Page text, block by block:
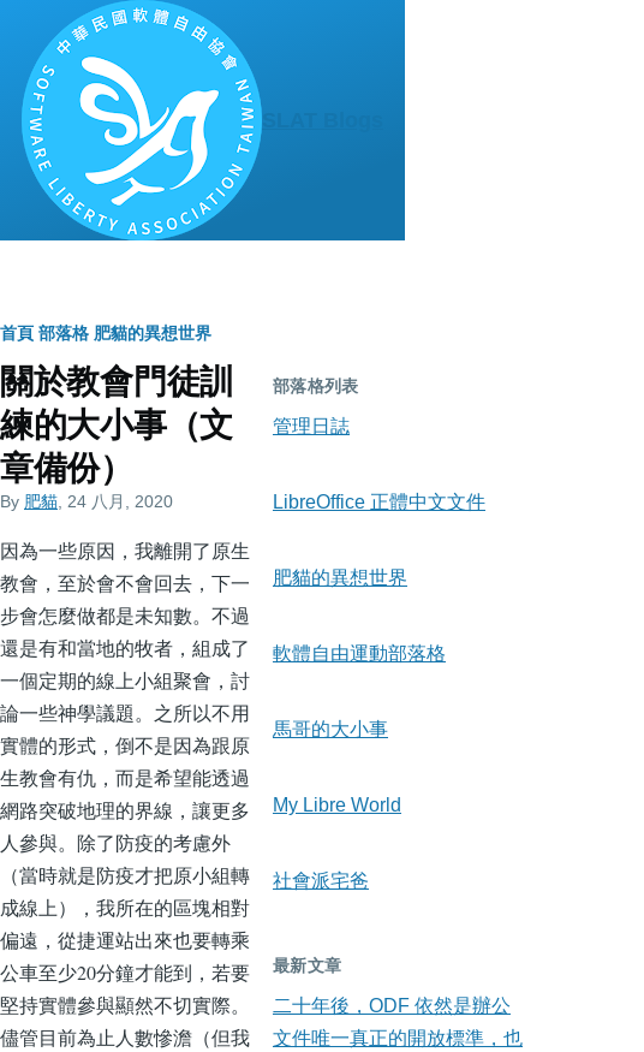
移至主內容
導
航
連
結
首頁 部落格 肥貓的異想世界
關於教會門徒訓
練的大小事（文
章備份）
By 肥貓 , 24 八月, 2020
因為一些原因，我離開了原生
教會，至於會不會回去，下一
步會怎麼做都是未知數。不過
還是有和當地的牧者，組成了
一個定期的線上小組聚會，討
論一些神學議題。之所以不用
實體的形式，倒不是因為跟原
生教會有仇，而是希望能透過
網路突破地理的界線，讓更多
人參與。除了防疫的考慮外
（當時就是防疫才把原小組轉
成線上），我所在的區塊相對
偏遠，從捷運站出來也要轉乘
公車至少20分鐘才能到，若要
堅持實體參與顯然不切實際。
儘管目前為止人數慘澹（但我
部落格列表
管理日誌
LibreOffice 正體中文文件
肥貓的異想世界
軟體自由運動部落格
馬哥的大小事
My Libre World
社會派宅爸
最新文章
二十年後，ODF 依然是辦公
文件唯一真正的開放標準，也